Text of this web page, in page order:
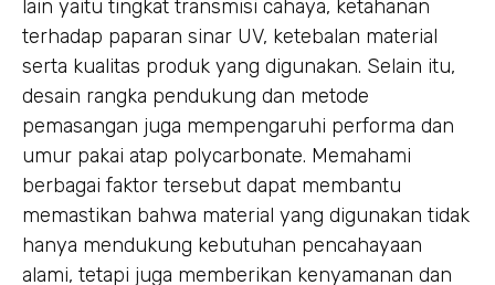
lain yaitu tingkat transmisi cahaya, ketahanan
terhadap paparan sinar UV, ketebalan material
serta kualitas produk yang digunakan. Selain itu,
desain rangka pendukung dan metode
pemasangan juga mempengaruhi performa dan
umur pakai atap polycarbonate. Memahami
berbagai faktor tersebut dapat membantu
memastikan bahwa material yang digunakan tidak
hanya mendukung kebutuhan pencahayaan
alami, tetapi juga memberikan kenyamanan dan